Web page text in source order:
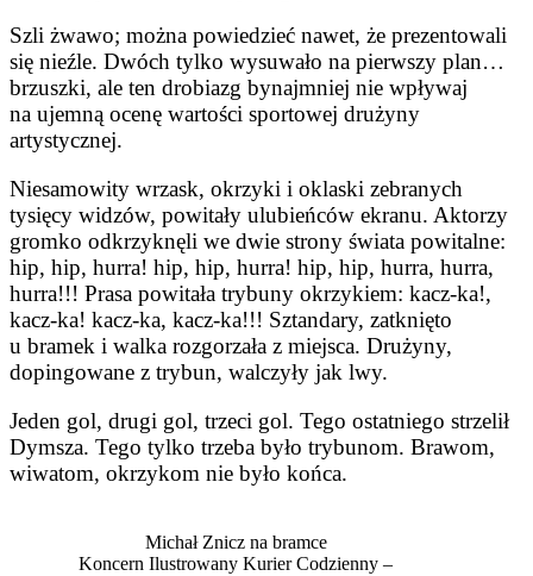
Szli żwawo; można powiedzieć nawet, że prezentowali
się nieźle. Dwóch tylko wysuwało na pierwszy plan…
brzuszki, ale ten drobiazg bynajmniej nie wpływaj
na ujemną ocenę wartości sportowej drużyny
artystycznej.
Niesamowity wrzask, okrzyki i oklaski zebranych
tysięcy widzów, powitały ulubieńców ekranu. Aktorzy
gromko odkrzyknęli we dwie strony świata powitalne:
hip, hip, hurra! hip, hip, hurra! hip, hip, hurra, hurra,
hurra!!! Prasa powitała trybuny okrzykiem: kacz-ka!,
kacz-ka! kacz-ka, kacz-ka!!! Sztandary, zatknięto
u bramek i walka rozgorzała z miejsca. Drużyny,
dopingowane z trybun, walczyły jak lwy.
Jeden gol, drugi gol, trzeci gol. Tego ostatniego strzelił
Dymsza. Tego tylko trzeba było trybunom. Brawom,
wiwatom, okrzykom nie było końca.
Michał Znicz na bramce
Koncern Ilustrowany Kurier Codzienny –